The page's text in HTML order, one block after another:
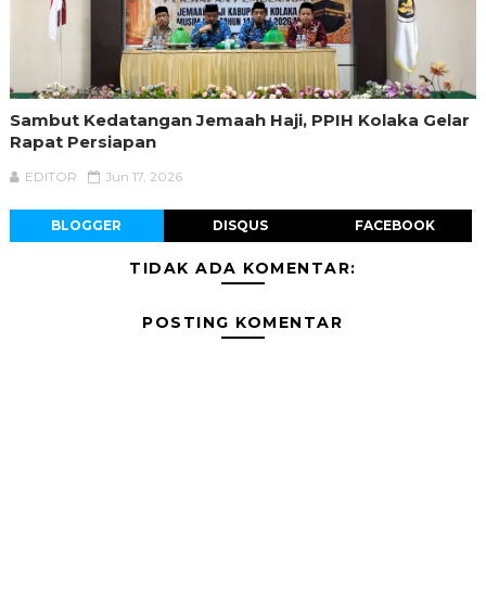
Sambut Kedatangan Jemaah Haji, PPIH Kolaka Gelar
Rapat Persiapan
EDITOR Jun 17, 2026
BLOGGER DISQUS FACEBOOK
TIDAK ADA KOMENTAR:
POSTING KOMENTAR